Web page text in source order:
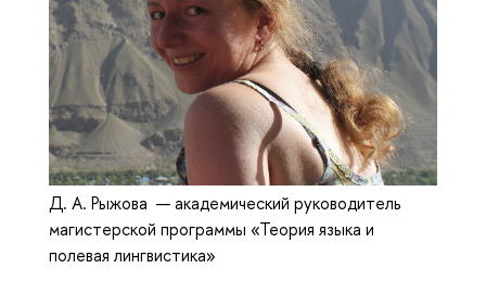
Д. А. Рыжова — академический руководитель
магистерской программы «Теория языка и
полевая лингвистика»